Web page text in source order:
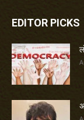
EDITOR PICKS